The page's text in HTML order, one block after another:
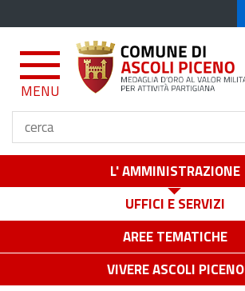
MENU
L' AMMINISTRAZIONE
UFFICI E SERVIZI
AREE TEMATICHE
VIVERE ASCOLI PICENO